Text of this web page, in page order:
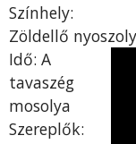
Színhely:
Zöldellő
Idő: A
tavaszég
mosolya
Szereplők: